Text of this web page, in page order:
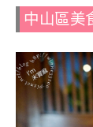
中山區美